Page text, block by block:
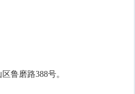
区鲁磨路388号。